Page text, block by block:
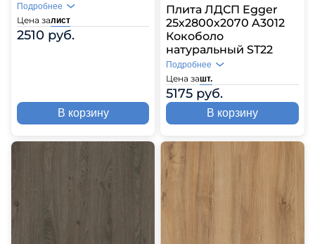
Цена залист
2510 руб.
Подробнее
В корзину
Плита ЛДСП Egger
25х2800х2070 A3012
Кокоболо
натуральный ST22
Цена зашт.
5175 руб.
Подробнее
В корзину